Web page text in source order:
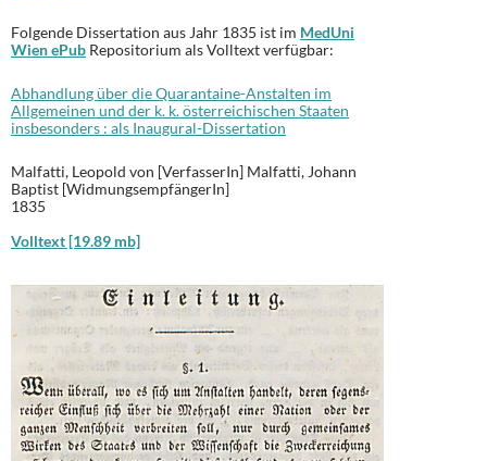
Folgende Dissertation aus Jahr 1835 ist im MedUni
Wien ePub Repositorium als Volltext verfügbar:
Abhandlung über die Quarantaine-Anstalten im
Allgemeinen und der k. k. österreichischen Staaten
insbesonders : als Inaugural-Dissertation
Malfatti, Leopold von [VerfasserIn] Malfatti, Johann
Baptist [WidmungsempfängerIn]
1835
Volltext [19.89 mb]